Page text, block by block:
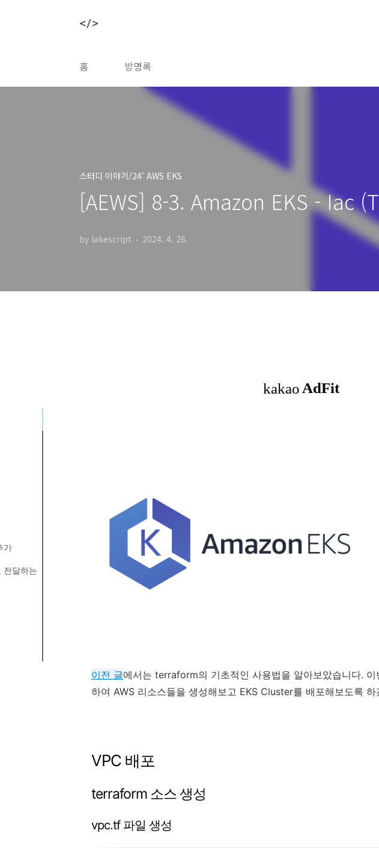
홈 방명록
가
전달하는
스터디 이야기/24' AWS EKS
[AEWS] 8-3. Amazon EKS - Iac
by lakescript 2024. 4. 26.
이전 글에서는 terraform의 기초적인 사용법을 알아보았습니다.
하여 AWS 리소스들을 생성해보고 EKS Cluster를 배포해보도록 하
VPC 배포
terraform 소스 생성
vpc.tf 파일 생성